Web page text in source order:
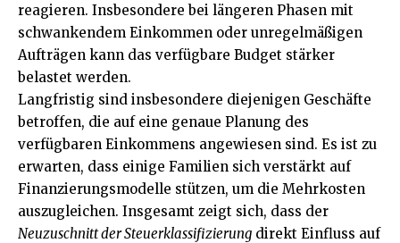
reagieren. Insbesondere bei längeren Phasen mit
schwankendem Einkommen oder unregelmäßigen
Aufträgen kann das verfügbare Budget stärker
belastet werden.
Langfristig sind insbesondere diejenigen Geschäfte
betroffen, die auf eine genaue Planung des
verfügbaren Einkommens angewiesen sind. Es ist zu
erwarten, dass einige Familien sich verstärkt auf
Finanzierungsmodelle stützen, um die Mehrkosten
auszugleichen. Insgesamt zeigt sich, dass der
Neuzuschnitt der Steuerklassifizierung direkt Einfluss auf